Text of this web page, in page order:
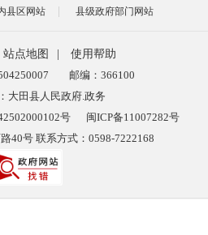
县区网站 县级政府部门网站
站点地图
使用帮助
邮编：366100
大田县人民政府.政务
号
闽ICP备11007282号
40号 联系方式：0598-7222168